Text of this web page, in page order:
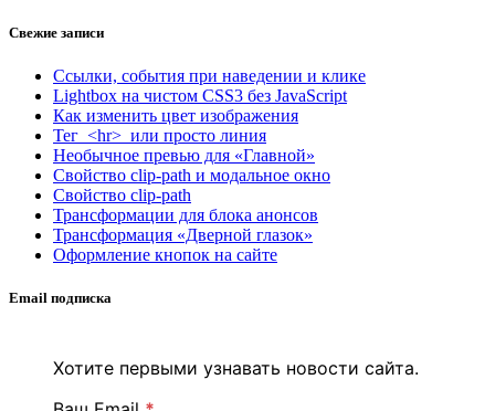
Свежие записи
Ссылки, события при наведении и клике
Lightbox на чистом CSS3 без JavaScript
Как изменить цвет изображения
Тег <hr> или просто линия
Необычное превью для «Главной»
Свойство clip-path и модальное окно
Свойство clip-path
Трансформации для блока анонсов
Трансформация «Дверной глазок»
Оформление кнопок на сайте
Email подписка
Хотите первыми узнавать новости сайта.